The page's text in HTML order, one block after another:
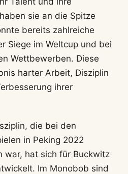
sie an die Spitze
bereits zahlreiche
Siege im Weltcup und bei
Wettbewerben. Diese
harter Arbeit, Disziplin
ihrer
die bei den
in Peking 2022
war, hat sich für Buckwitz
Im Monobob sind